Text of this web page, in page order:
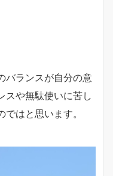
バランスが自分の意
スや無駄使いに苦し
はと思います。